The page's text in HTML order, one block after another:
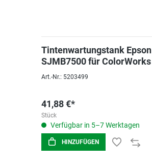
Tintenwartungstank Epson
SJMB7500 für ColorWorks
Art.-Nr.: 5203499
41,88 €*
Stück
Verfügbar in 5–7 Werktagen
HINZUFÜGEN